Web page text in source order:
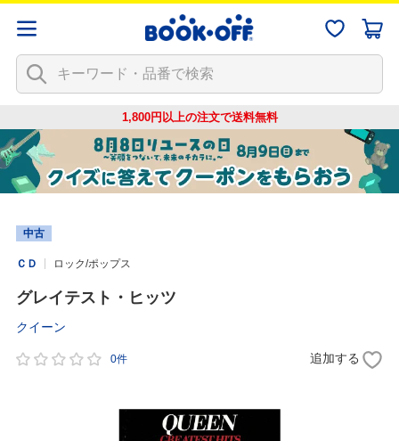
1,800円以上の注文で送料無料
中古
ＣＤ ロック/ポップス
グレイテスト・ヒッツ
クイーン
0件 追加する